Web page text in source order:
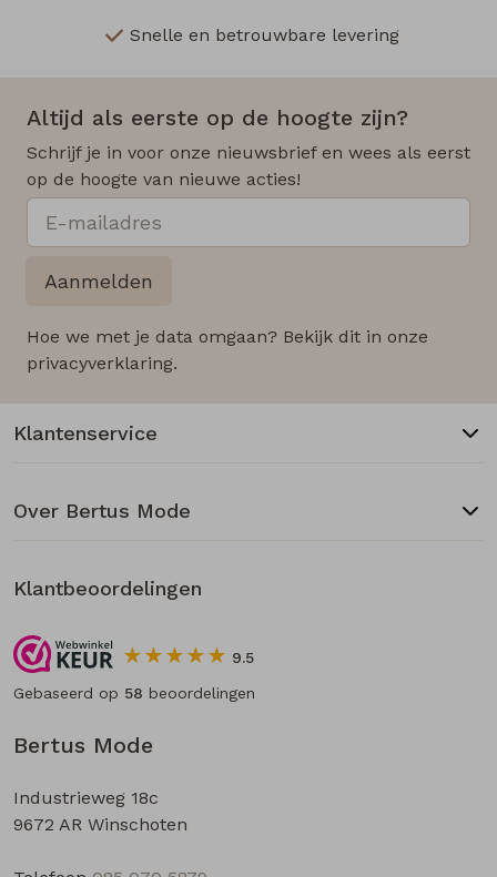
Snelle en betrouwbare levering
Altijd als eerste op de hoogte zijn?
Schrijf je in voor onze nieuwsbrief en wees als eerst
op de hoogte van nieuwe acties!
Aanmelden
Hoe we met je data omgaan? Bekijk dit in onze
privacyverklaring.
Bertus Mode
Industrieweg 18c
9672 AR Winschoten
Klantenservice
Over Bertus Mode
Klantbeoordelingen
9.5
Gebaseerd op 58 beoordelingen